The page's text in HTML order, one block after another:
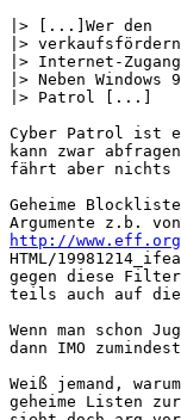
|> [...]Wer den
|>
|> Internet-
|> Neben
|> Patrol [...]
Cyber Patrol ist
kann zwar
fährt aber nichts
Geheime
http://
HTML/
gegen diese
teils auch auf
Wenn man schon
dann IMO
Weiß jemand,
geheime Listen